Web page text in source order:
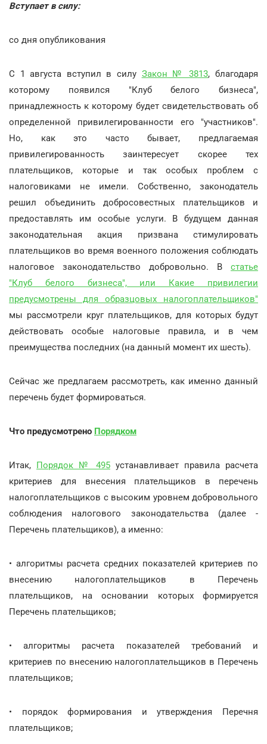
Вступает в силу:
со дня опубликования
С 1 августа вступил в силу Закон № 3813, благодаря
которому появился "Клуб белого бизнеса",
принадлежность к которому будет свидетельствовать об
определенной привилегированности его "участников".
Но, как это часто бывает, предлагаемая
привилегированность заинтересует скорее тех
плательщиков, которые и так особых проблем с
налоговиками не имели. Собственно, законодатель
решил объединить добросовестных плательщиков и
предоставлять им особые услуги. В будущем данная
законодательная акция призвана стимулировать
плательщиков во время военного положения соблюдать
налоговое законодательство добровольно. В статье
"Клуб белого бизнеса", или Какие привилегии
предусмотрены для образцовых налогоплательщиков"
мы рассмотрели круг плательщиков, для которых будут
действовать особые налоговые правила, и в чем
преимущества последних (на данный момент их шесть).
Сейчас же предлагаем рассмотреть, как именно данный
перечень будет формироваться.
Что предусмотрено Порядком
Итак, Порядок № 495 устанавливает правила расчета
критериев для внесения плательщиков в перечень
налогоплательщиков с высоким уровнем добровольного
соблюдения налогового законодательства (далее -
Перечень плательщиков), а именно:
• алгоритмы расчета средних показателей критериев по
внесению налогоплательщиков в Перечень
плательщиков, на основании которых формируется
Перечень плательщиков;
• алгоритмы расчета показателей требований и
критериев по внесению налогоплательщиков в Перечень
плательщиков;
• порядок формирования и утверждения Перечня
плательщиков;